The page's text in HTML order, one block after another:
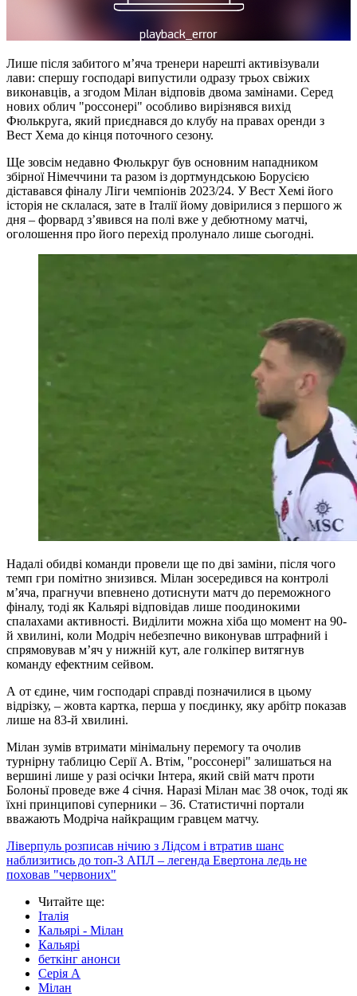
Лише після забитого м’яча тренери нарешті активізували
лави: спершу господарі випустили одразу трьох свіжих
виконавців, а згодом Мілан відповів двома замінами. Серед
нових облич "россонері" особливо вирізнявся вихід
Фюлькруга, який приєднався до клубу на правах оренди з
Вест Хема до кінця поточного сезону.
Ще зовсім недавно Фюлькруг був основним нападником
збірної Німеччини та разом із дортмундською Борусією
діставався фіналу Ліги чемпіонів 2023/24. У Вест Хемі його
історія не склалася, зате в Італії йому довірилися з першого ж
дня – форвард з’явився на полі вже у дебютному матчі,
оголошення про його перехід пролунало лише сьогодні.
Надалі обидві команди провели ще по дві заміни, після чого
темп гри помітно знизився. Мілан зосередився на контролі
м’яча, прагнучи впевнено дотиснути матч до переможного
фіналу, тоді як Кальярі відповідав лише поодинокими
спалахами активності. Виділити можна хіба що момент на 90-
й хвилині, коли Модріч небезпечно виконував штрафний і
спрямовував м’яч у нижній кут, але голкіпер витягнув
команду ефектним сейвом.
А от єдине, чим господарі справді позначилися в цьому
відрізку, – жовта картка, перша у поєдинку, яку арбітр показав
лише на 83-й хвилині.
Мілан зумів втримати мінімальну перемогу та очолив
турнірну таблицю Серії А. Втім, "россонері" залишаться на
вершині лише у разі осічки Інтера, який свій матч проти
Болоньї проведе вже 4 січня. Наразі Мілан має 38 очок, тоді як
їхні принципові суперники – 36. Статистичні портали
вважають Модріча найкращим гравцем матчу.
Ліверпуль розписав нічию з Лідсом і втратив шанс
наблизитись до топ-3 АПЛ – легенда Евертона ледь не
поховав "червоних"
Читайте ще:
Італія
Кальярі - Мілан
Кальярі
беткінг анонси
Серія А
Мілан